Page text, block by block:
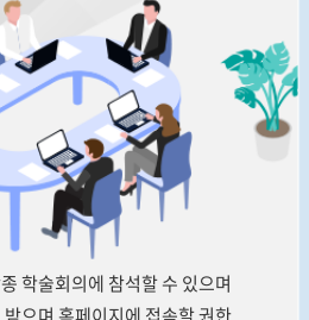
학술회의에 참석할 수 있으며